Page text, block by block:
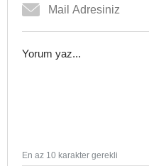
En az 10 karakter gerekli